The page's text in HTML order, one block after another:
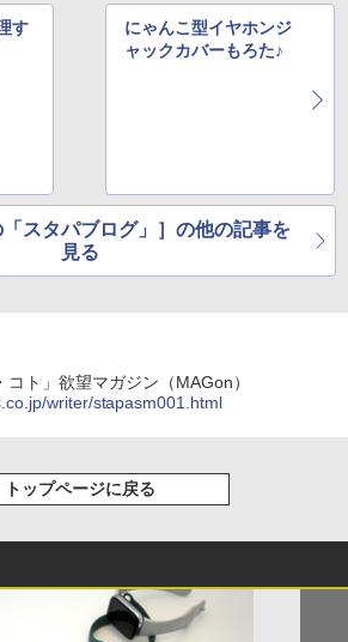
す
にゃんこ型イヤホンジ
ャックカバーもろた♪
「スタパブログ」］の他の記事を
見る
ト」欲望マガジン（MAGon）
writer/stapasm001.html
トップページに戻る